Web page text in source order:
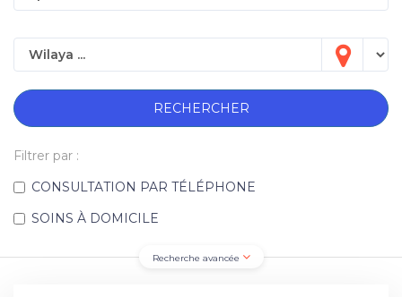
RECHERCHER
Filtrer par :
CONSULTATION PAR TÉLÉPHONE
SOINS À DOMICILE
Recherche avancée